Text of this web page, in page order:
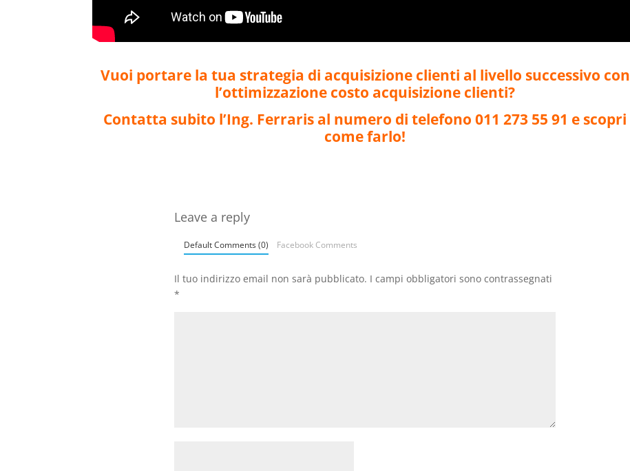
Vuoi portare la tua strategia di acquisizione clienti al livello successivo con
l’ottimizzazione costo acquisizione clienti?
Contatta subito l’Ing. Ferraris al numero di telefono 011 273 55 91 e scopri
come farlo!
Leave a reply
Default Comments (0) Facebook Comments
Il tuo indirizzo email non sarà pubblicato. I campi obbligatori sono contrassegnati
*